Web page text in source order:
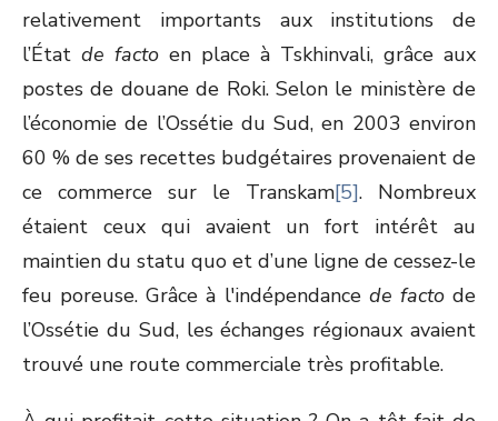
relativement importants aux institutions de
l’État de facto en place à Tskhinvali, grâce aux
postes de douane de Roki. Selon le ministère de
l’économie de l’Ossétie du Sud, en 2003 environ
60 % de ses recettes budgétaires provenaient de
ce commerce sur le Transkam[5]. Nombreux
étaient ceux qui avaient un fort intérêt au
maintien du statu quo et d’une ligne de cessez-le
feu poreuse. Grâce à l'indépendance de factode
l’Ossétie du Sud, les échanges régionaux avaient
trouvé une route commerciale très profitable.